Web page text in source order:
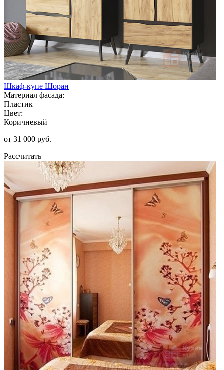
Шкаф-купе Шоран
Материал фасада:
Пластик
Цвет:
Коричневый
от 31 000 руб.
Рассчитать